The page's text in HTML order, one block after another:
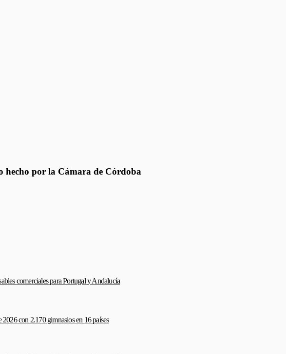
hecho por la Cámara de Córdoba
comerciales para Portugal y Andalucía
con 2.170 gimnasios en 16 países